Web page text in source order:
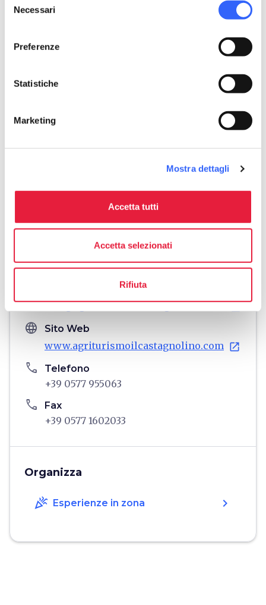
delNecessari
Preferenze
Statistiche
Marketing
Mostra dettagli
Accetta tutti
Accetta selezionati
Rifiuta
Indicazioni
Gimignano, 53037, SI
info@agriturismoilcastagnolino.com
language Sito Web
www.agriturismoilcastagnolino.com open_in_new
phone Telefono
+39 0577 955063
phone Fax
+39 0577 1602033
Organizza
celebration Esperienze in zona chevron_right